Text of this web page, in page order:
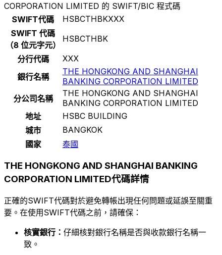
CORPORATION LIMITED 的 SWIFT/BIC 程式碼
SWIFT代碼
HSBCTHBKXXX
SWIFT 代碼
（8 位元字元）
HSBCTHBK
分行代碼
XXX
銀行名稱
THE HONGKONG AND SHANGHAI
BANKING CORPORATION LIMITED
分公司名稱
THE HONGKONG AND SHANGHAI
BANKING CORPORATION LIMITED
地址
HSBC BUILDING
城市
BANGKOK
國家
泰國
THE HONGKONG AND SHANGHAI BANKING
CORPORATION LIMITED代碼詳情
正確的SWIFT代碼對於避免轉帳出現任何問題或延誤至關重
要。在使用SWIFT代碼之前，請確保：
核實銀行： 仔細核對銀行名稱是否與收款銀行名稱一
致。